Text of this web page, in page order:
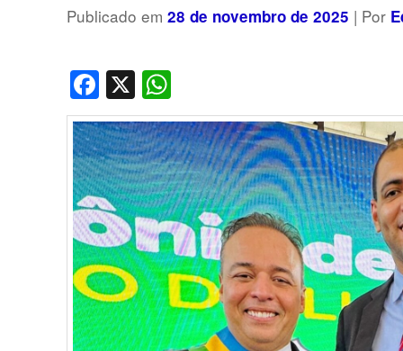
Publicado em28 de novembro de 2025 | Por
Facebook
X